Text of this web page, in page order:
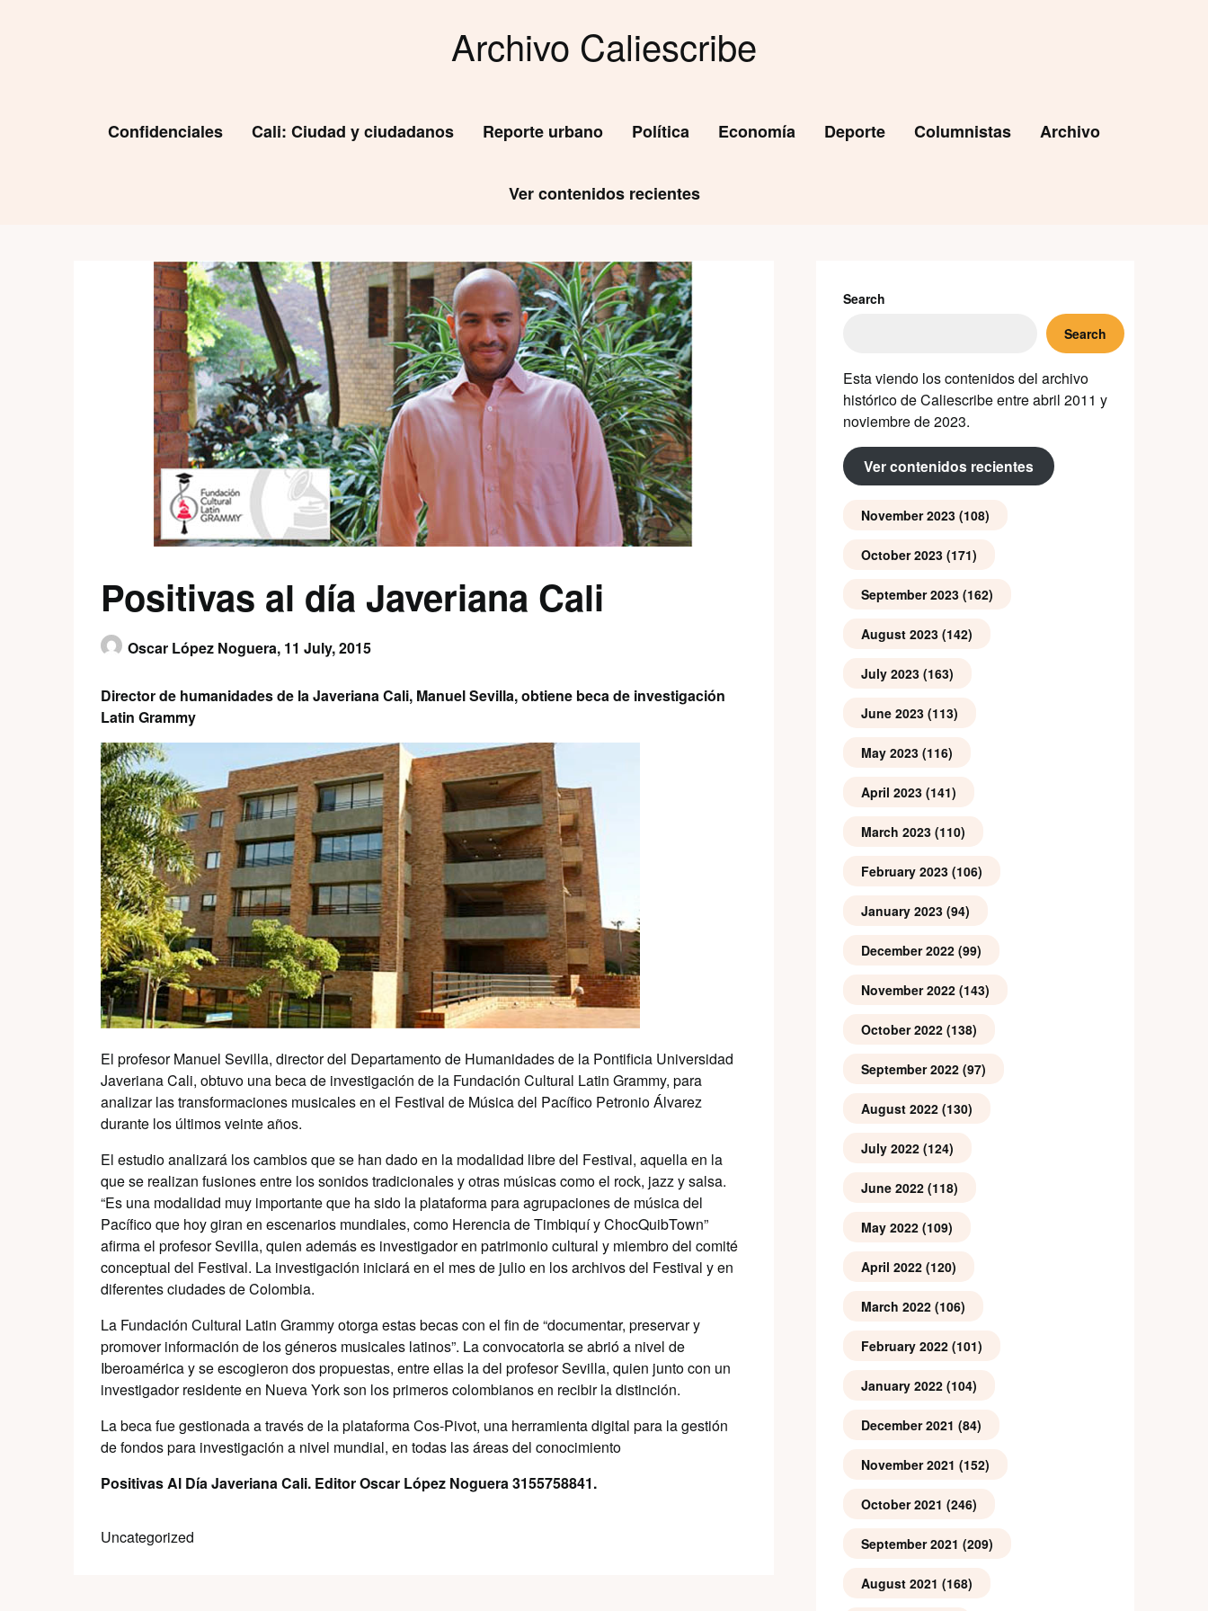
Archivo Caliescribe
Confidenciales Cali: Ciudad y ciudadanos Reporte urbano Política Economía Deporte Columnistas Archivo
Ver contenidos recientes
Positivas al día Javeriana Cali
Oscar López Noguera, 11 July, 2015
Director de humanidades de la Javeriana Cali, Manuel Sevilla, obtiene beca de investigación
Latin Grammy
El profesor Manuel Sevilla, director del Departamento de Humanidades de la Pontificia Universidad
Javeriana Cali, obtuvo una beca de investigación de la Fundación Cultural Latin Grammy, para
analizar las transformaciones musicales en el Festival de Música del Pacífico Petronio Álvarez
durante los últimos veinte años.
El estudio analizará los cambios que se han dado en la modalidad libre del Festival, aquella en la
que se realizan fusiones entre los sonidos tradicionales y otras músicas como el rock, jazz y salsa.
“Es una modalidad muy importante que ha sido la plataforma para agrupaciones de música del
Pacífico que hoy giran en escenarios mundiales, como Herencia de Timbiquí y ChocQuibTown”
afirma el profesor Sevilla, quien además es investigador en patrimonio cultural y miembro del comité
conceptual del Festival. La investigación iniciará en el mes de julio en los archivos del Festival y en
diferentes ciudades de Colombia.
La Fundación Cultural Latin Grammy otorga estas becas con el fin de “documentar, preservar y
promover información de los géneros musicales latinos”. La convocatoria se abrió a nivel de
Iberoamérica y se escogieron dos propuestas, entre ellas la del profesor Sevilla, quien junto con un
investigador residente en Nueva York son los primeros colombianos en recibir la distinción.
La beca fue gestionada a través de la plataforma Cos-Pivot, una herramienta digital para la gestión
de fondos para investigación a nivel mundial, en todas las áreas del conocimiento
Positivas Al Día Javeriana Cali. Editor Oscar López Noguera 3155758841.
Uncategorized
Search
Search
Esta viendo los contenidos del archivo
histórico de Caliescribe entre abril 2011 y
noviembre de 2023.
Ver contenidos recientes
November 2023(108)
October 2023(171)
September 2023(162)
August 2023(142)
July 2023(163)
June 2023(113)
May 2023(116)
April 2023(141)
March 2023(110)
February 2023(106)
January 2023(94)
December 2022(99)
November 2022(143)
October 2022(138)
September 2022(97)
August 2022(130)
July 2022(124)
June 2022(118)
May 2022(109)
April 2022(120)
March 2022(106)
February 2022(101)
January 2022(104)
December 2021 (84)
November 2021 (152)
October 2021 (246)
September 2021 (209)
August 2021 (168)